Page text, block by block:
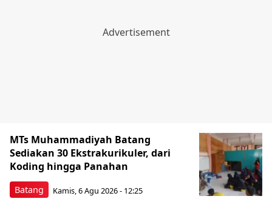
Batang
MTs Muhammadiyah Batang
Sediakan 30 Ekstrakurikuler, dari
Koding hingga Panahan
Kamis, 6 Agu 2026 - 12:25